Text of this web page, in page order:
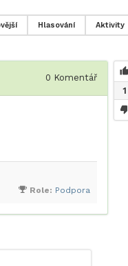
Aktivity
Hlasování
1
0 Komentář
Role: Podpora